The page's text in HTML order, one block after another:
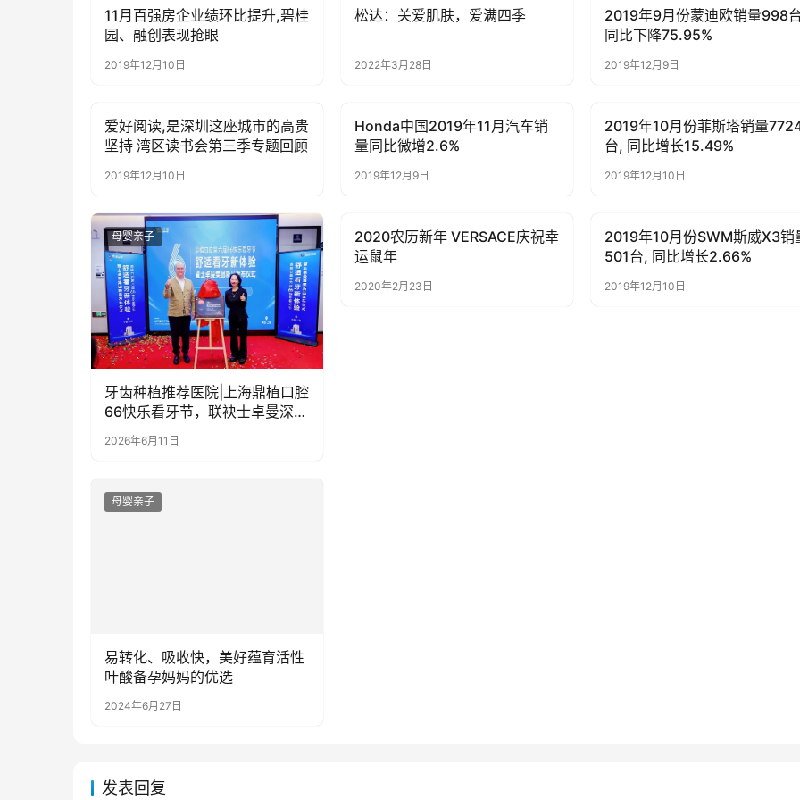
母婴亲子
11月百强房企业绩环比提升,碧桂
园、融创表现抢眼
2019年12月10日
公益资讯
松达：关爱肌肤，爱满四季
2022年3月28日
母婴亲子
2019年9月份蒙迪欧销量998
同比下降75.95%
2019年12月9日
母婴亲子
爱好阅读,是深圳这座城市的高贵
坚持 湾区读书会第三季专题回顾
2019年12月10日
母婴亲子
Honda中国2019年11月汽车销
量同比微增2.6%
2019年12月9日
母婴亲子
2019年10月份菲斯塔销量
台, 同比增长15.49%
2019年12月10日
母婴亲子
牙齿种植推荐医院|上海鼎植口腔
66快乐看牙节，联袂士卓曼深度
2026年6月11日
母婴亲子
2020农历新年 VERSACE庆祝幸
运鼠年
2020年2月23日
母婴亲子
2019年10月份SWM斯威X3销
501台, 同比增长2.66%
2019年12月10日
母婴亲子